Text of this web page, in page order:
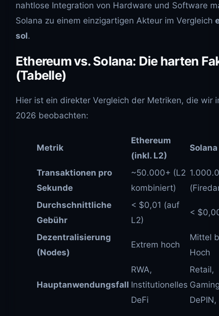
nahtlose Integration von Hardware und Software
Solana zu einem einzigartigen Akteur im Vergleich
sol.
Ethereum vs. Solana: Die harten
(Tabelle)
Hier ist ein direkter Vergleich der Metriken, die wir
2026 beobachten:
Metrik
Ethereum
(inkl. L2)
Solana
Transaktionen pro
Sekunde
~50.000+ (L2
kombiniert)
Durchschnittliche
Gebühr
< $0,01 (auf
L2)
<
Dezentralisierung
(Nodes)
Extrem hoch
Mittel
Hoch
Hauptanwendungsfall
RWA,
Institutionelles
DeFi
Retail,
DePIN,